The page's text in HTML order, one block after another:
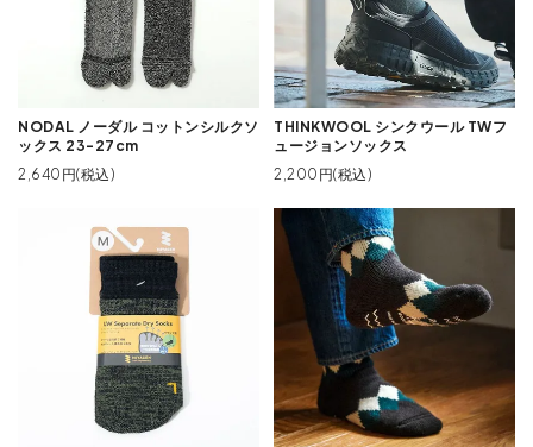
NODAL ノーダル コットンシルクソ
ックス 23-27cm
2,640円(税込)
THINKWOOL シンクウール TWフ
ュージョンソックス
2,200円(税込)